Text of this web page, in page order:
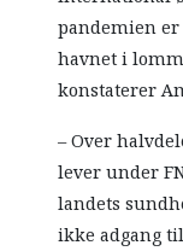
pandemien
havnet i
konstaterer
– Over
lever under
landets
ikke adgang